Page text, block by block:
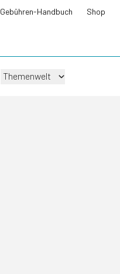
Gebühren-Handbuch Shop
Themenwelt